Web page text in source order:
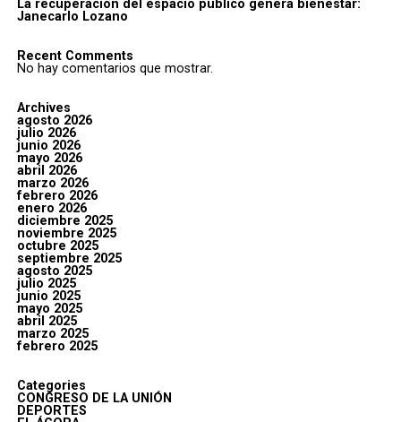
La recuperación del espacio público genera bienestar:
Janecarlo Lozano
Recent Comments
No hay comentarios que mostrar.
Archives
agosto 2026
julio 2026
junio 2026
mayo 2026
abril 2026
marzo 2026
febrero 2026
enero 2026
diciembre 2025
noviembre 2025
octubre 2025
septiembre 2025
agosto 2025
julio 2025
junio 2025
mayo 2025
abril 2025
marzo 2025
febrero 2025
Categories
CONGRESO DE LA UNIÓN
DEPORTES